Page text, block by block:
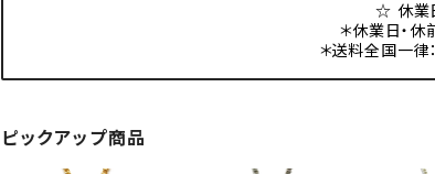
☆ 休業
＊休業日・
＊送料全国一律
ピックアップ商品